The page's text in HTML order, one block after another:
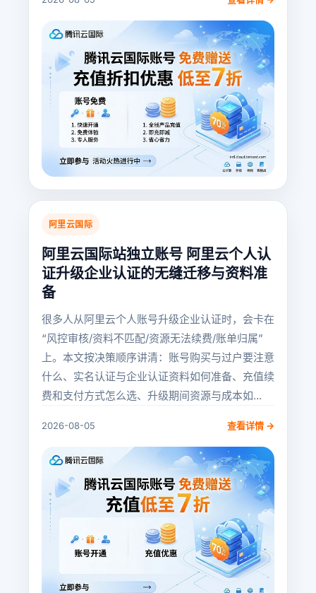
阿里云国际
阿里云国际站独立账号 阿里云个人认
证升级企业认证的无缝迁移与资料准
备
很多人从阿里云个人账号升级企业认证时，会卡在
“风控审核/资料不匹配/资源无法续费/账单归属”
上。本文按决策顺序讲清：账号购买与过户要注意
什么、实名认证与企业认证资料如何准备、充值续
费和支付方式怎么选、升级期间资源与成本如...
2026-08-05 查看详情 →